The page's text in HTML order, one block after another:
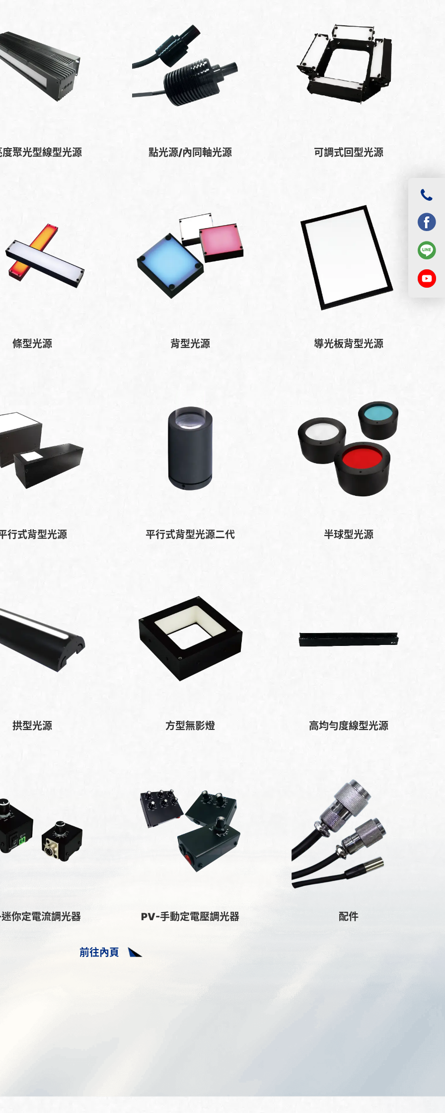
聚光型線型光源 點光源/內同軸光源 可調式回型光源
條型光源 背型光源 導光板背型光源
行式背型光源 平行式背型光源二代 半球型光源
拱型光源 方型無影燈 高均勻度線型光源
你定電流調光器 PV-手動定電壓調光器 配件
前往內頁